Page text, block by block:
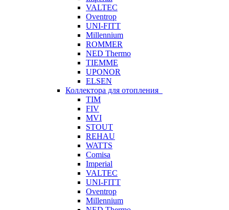
VALTEC
Oventrop
UNI-FITT
Millennium
ROMMER
NED Thermo
TIEMME
UPONOR
ELSEN
Коллектора для отопления
TIM
FIV
MVI
STOUT
REHAU
WATTS
Comisa
Imperial
VALTEC
UNI-FITT
Oventrop
Millennium